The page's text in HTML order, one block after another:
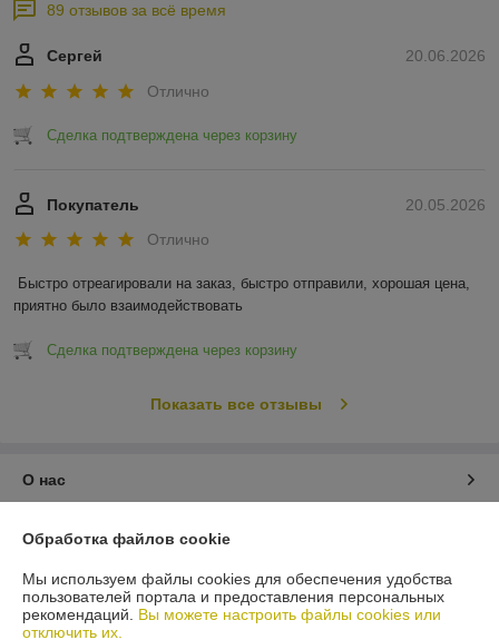
89 отзывов за всё время
20.06.2026
Сергей
Отлично
Сделка подтверждена через корзину
20.05.2026
Покупатель
Отлично
Быстро отреагировали на заказ, быстро отправили, хорошая цена,
приятно было взаимодействовать
Сделка подтверждена через корзину
Показать все отзывы
О нас
Контакты
Доставка и оплата
Обработка файлов cookie
Мы используем файлы cookies для обеспечения удобства
пользователей портала и предоставления персональных
рекомендаций. Вы можете настроить файлы cookies или
отключить их.